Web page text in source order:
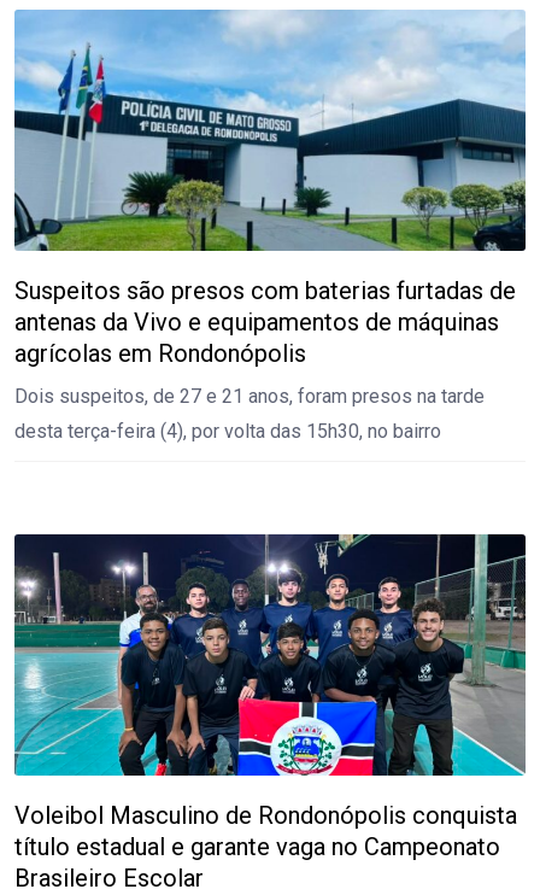
Suspeitos são presos com baterias furtadas de
antenas da Vivo e equipamentos de máquinas
agrícolas em Rondonópolis
Dois suspeitos, de 27 e 21 anos, foram presos na tarde
desta terça-feira (4), por volta das 15h30, no bairro
Voleibol Masculino de Rondonópolis conquista
título estadual e garante vaga no Campeonato
Brasileiro Escolar